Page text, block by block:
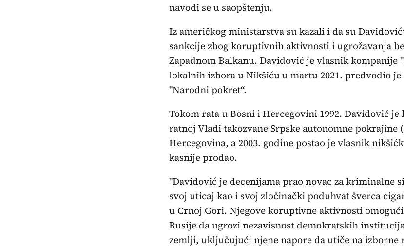
navodi se u saopštenju.
Iz američkog ministarstva su kazali i da su
sankcije zbog koruptivnih aktivnosti i ugrožavanja
Zapadnom Balkanu. Davidović je vlasnik kompanije
lokalnih izbora u Nikšiću u martu 2021. predvodio
"Narodni pokret“.
Tokom rata u Bosni i Hercegovini 1992. Davidović
ratnoj Vladi takozvane Srpske autonomne pokrajine
Hercegovina, a 2003. godine postao je vlasnik
kasnije prodao.
"Davidović je decenijama prao novac za kriminalne
svoj uticaj kao i svoj zločinački poduhvat šverca
u Crnoj Gori. Njegove koruptivne aktivnosti
Rusije da ugrozi nezavisnost demokratskih
zemlji, uključujući njene napore da utiče na izborne